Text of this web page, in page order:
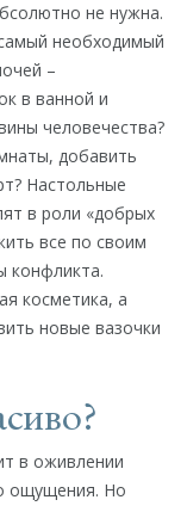
не нужна.
необходимый
–
в ванной и
человечества?
добавить
Настольные
в роли «добрых
все по своим
конфликта.
косметика, а
новые вазочки
в оживлении
ощущения. Но